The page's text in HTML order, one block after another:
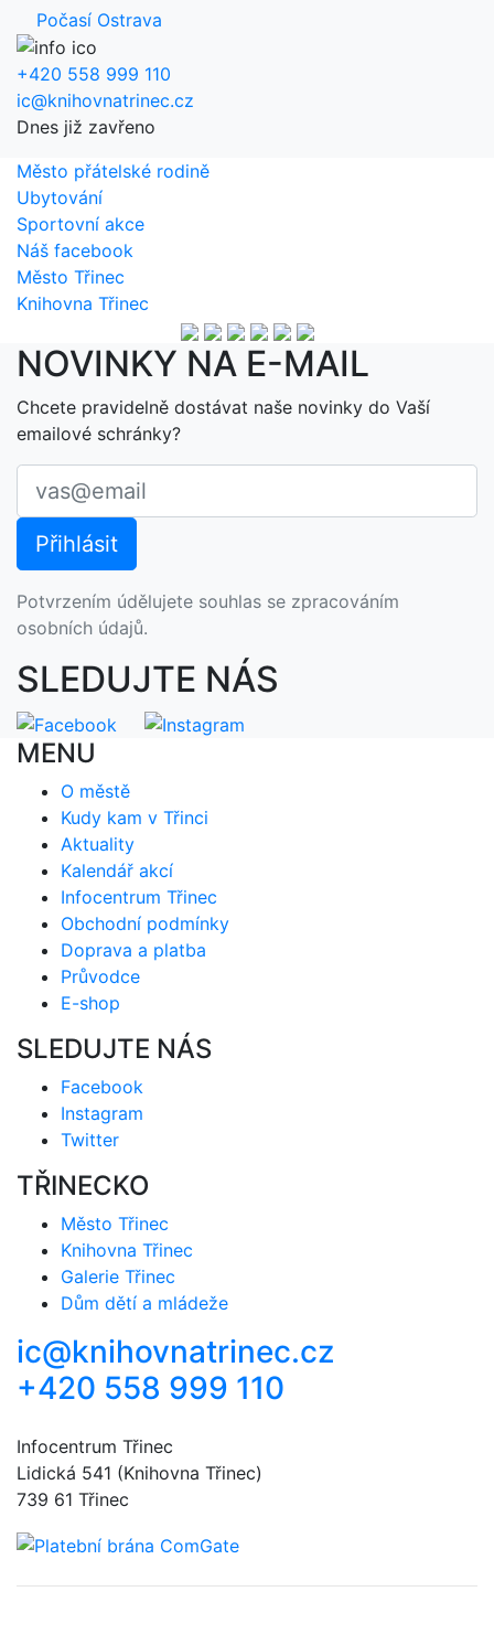
Počasí Ostrava
+420 558 999 110
ic@knihovnatrinec.cz
Dnes již zavřeno
Město přátelské rodině
Ubytování
Sportovní akce
Náš facebook
Město Třinec
Knihovna Třinec
NOVINKY NA E-MAIL
Chcete pravidelně dostávat naše novinky do Vaší
emailové schránky?
Potvrzením údělujete souhlas se zpracováním
osobních údajů.
SLEDUJTE NÁS
MENU
O městě
Kudy kam v Třinci
Aktuality
Kalendář akcí
Infocentrum Třinec
Obchodní podmínky
Doprava a platba
Průvodce
E-shop
SLEDUJTE NÁS
Facebook
Instagram
Twitter
TŘINECKO
Město Třinec
Knihovna Třinec
Galerie Třinec
Dům dětí a mládeže
ic@knihovnatrinec.cz
+420 558 999 110
Infocentrum Třinec
Lidická 541 (Knihovna Třinec)
739 61 Třinec